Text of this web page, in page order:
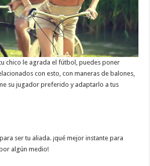
chico le agrada el fútbol, puedes poner
con esto, con maneras de balones,
su jugador preferido y adaptarlo a tus
ser tu aliada. ¡qué mejor instante para
algún medio!